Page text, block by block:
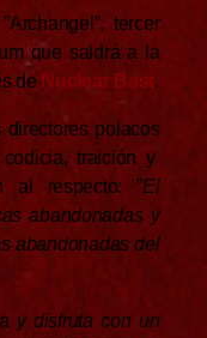
tercer
que saldrá a la
de Nuclear Bast.
polacos
traición y
al respecto: ”El
abandonadas y
abandonadas del
y disfruta con un